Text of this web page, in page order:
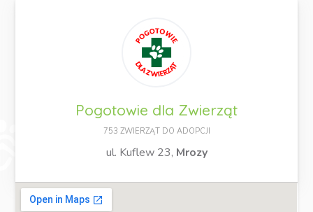
Pogotowie dla Zwierząt
753 ZWIERZĄT DO ADOPCJI
ul. Kuflew 23, Mrozy